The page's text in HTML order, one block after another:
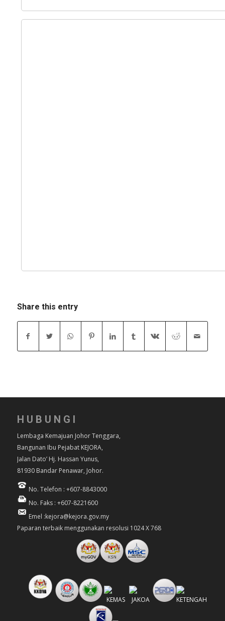
Share this entry
HUBUNGI
Lembaga Kemajuan Johor Tenggara,
Bangunan Ibu Pejabat KEJORA,
Jalan Dato’ Hj. Hassan Yunus,
81930 Bandar Penawar, Johor.
No. Telefon : +607-8843000
No. Faks : +607-8221600
Emel :kejora@kejora.gov.my
Paparan terbaik menggunakan resolusi 1024 X 768